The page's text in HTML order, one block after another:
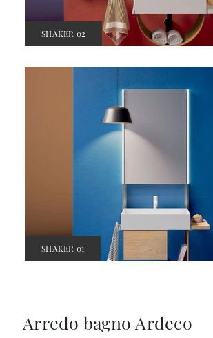
SHAKER 02
SHAKER 01
Arredo bagno Ardeco